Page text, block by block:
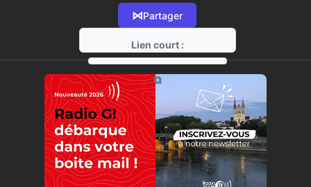
⋈Partager
Lien court :
https://radio-g.fr?18205
⧉